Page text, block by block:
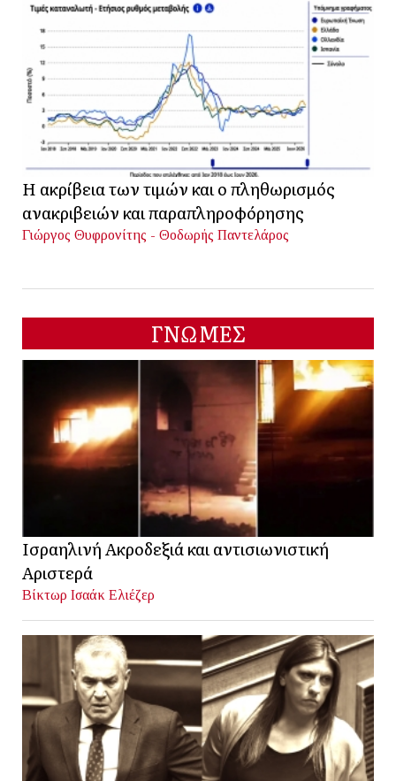
Η ακρίβεια των τιμών και ο πληθωρισμός
ανακριβειών και παραπληροφόρησης
Γιώργος Θυφρονίτης - Θοδωρής Παντελάρος
ΓΝΩΜΕΣ
Ισραηλινή Ακροδεξιά και αντισιωνιστική
Αριστερά
Βίκτωρ Ισαάκ Ελιέζερ